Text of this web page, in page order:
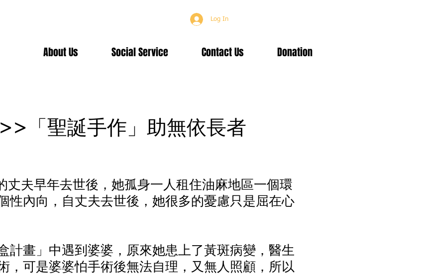
Log In
About Us Social Service Contact Us Donation
「聖誕手作」助無依長者
丈夫早年去世後，她孤身一人租住油麻地區一個環
性內向，自丈夫去世後，她很多的憂慮只是屈在心
計畫」中遇到婆婆，原來她患上了黃斑病變，醫生
，可是婆婆怕手術後無法自理，又無人照顧，所以